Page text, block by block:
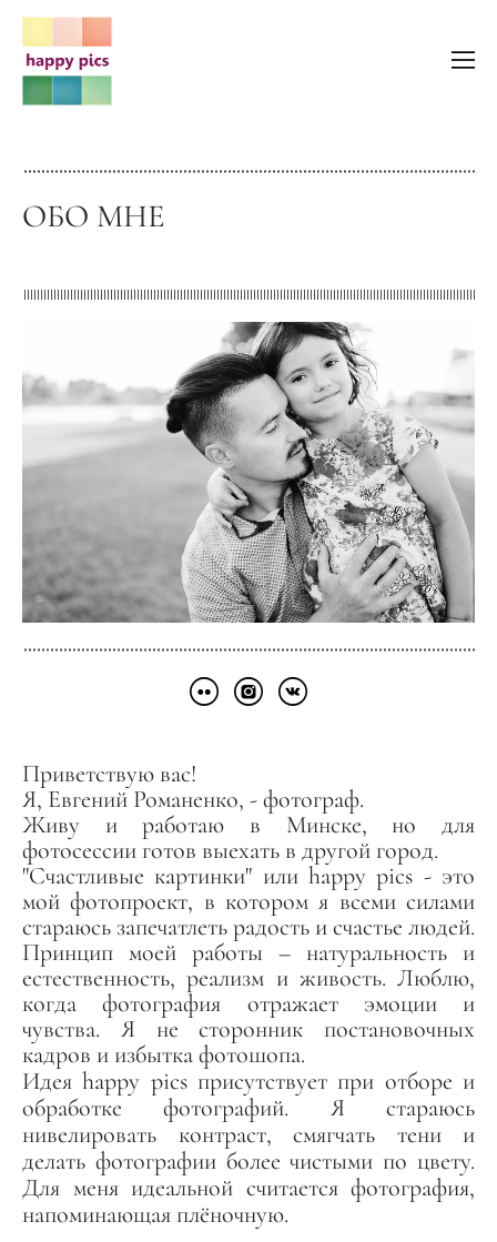
ОБО МНЕ
Приветствую вас!
Я, Евгений Романенко, - фотограф.
Живу и работаю в Минске, но для
фотосессии готов выехать в другой город.
"Счастливые картинки" или happy pics - это
мой фотопроект, в котором я всеми силами
стараюсь запечатлеть радость и счастье людей.
Принцип моей работы – натуральность и
естественность, реализм и живость. Люблю,
когда фотография отражает эмоции и
чувства. Я не сторонник постановочных
кадров и избытка фотошопа.
Идея happy pics присутствует при отборе и
обработке фотографий. Я стараюсь
нивелировать контраст, смягчать тени и
делать фотографии более чистыми по цвету.
Для меня идеальной считается фотография,
напоминающая плёночную.